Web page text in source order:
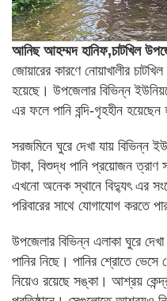
আনিছ আহম্মদ হানিফ,চাটখিল
জোয়ারের কারণে নোয়াখালীর
হয়েছে। উপজেলার বিভিন্ন
এর ফলে পানি বন্দি-গৃহহীন হয়েছেন
সরজমিনে ঘুরে দেখা যায় বিভিন্ন
টাকা, বিশুদ্ধ পানি প্রয়োজন ত্রাণ
এখনো অনেক স্থানে বিদ্যুৎ এর
পরিবারের সাথে যোগাযোগ করতে
উপজেলার বিভিন্ন এলাকা ঘুরে
পানির নিছে। পানির শ্রোতে ভেসে
নিয়েও রয়েছে সঙ্কা। আশ্রয়